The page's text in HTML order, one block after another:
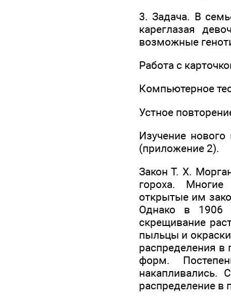
3. Задача. В
кареглазая
возможные
Работа с
Компьютерное
Устное
Изучение
(приложение 2).
Закон Т. X.
гороха.
открытые им
Однако в 1906
скрещивание
пыльцы и
распределения в
форм.
накапливались.
распределение в